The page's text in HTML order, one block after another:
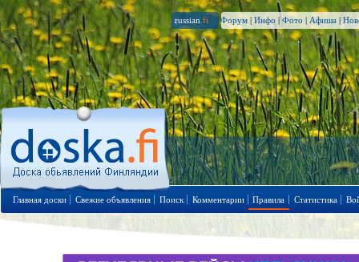
russian .fi Форум | Инфо | Фото | Афиша |
Главная доски Свежие объявления Поиск Комментарии Правила Статистика